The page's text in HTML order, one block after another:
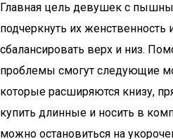
Главная цель девушек с
подчеркнуть их женственность
сбалансировать верх и низ.
проблемы смогут следующие
которые расширяются книзу,
купить длинные и носить в
можно остановиться на